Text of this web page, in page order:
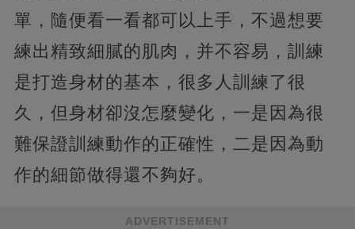
單，隨便看一看都可以上手，不過想要
練出精致細膩的肌肉，并不容易，訓練
是打造身材的基本，很多人訓練了很
久，但身材卻沒怎麼變化，一是因為很
難保證訓練動作的正確性，二是因為動
作的細節做得還不夠好。
ADVERTISEMENT